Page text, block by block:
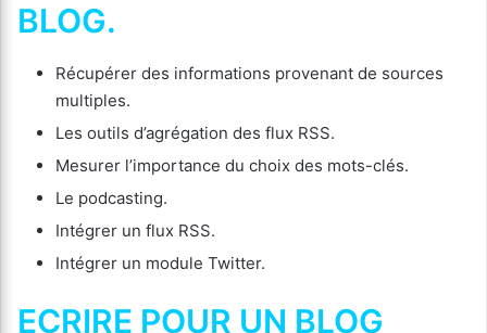
BLOG.
Récupérer des informations provenant de sources
multiples.
Les outils d’agrégation des flux RSS.
Mesurer l’importance du choix des mots-clés.
Le podcasting.
Intégrer un flux RSS.
Intégrer un module Twitter.
ECRIRE POUR UN BLOG